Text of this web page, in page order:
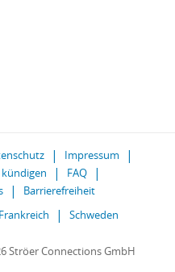
Impressum
FAQ
Barrierefreiheit
Frankreich Schweden
Ströer Connections GmbH